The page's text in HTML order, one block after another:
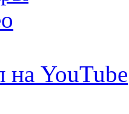
на YouTube